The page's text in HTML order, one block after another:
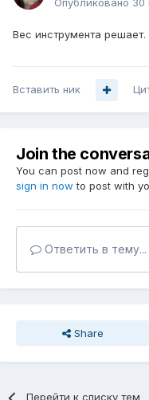
Опубликовано 30
Вес инструмента решает.
Вставить ник
Join the
You can post now and
sign in now to post with
Ответить в тему...
Share
Перейти к списку тем